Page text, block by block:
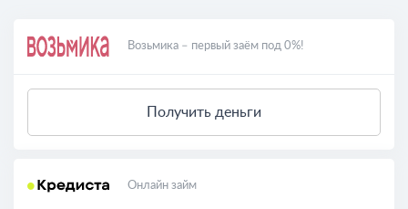
Возьмика – первый заём под 0%!
Получить деньги
Онлайн займ